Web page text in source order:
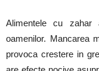
Alimentele cu zahar
oamenilor. Mancarea
provoca crestere in